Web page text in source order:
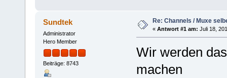
Sundtek
Administrator
Hero Member
Beiträge: 8743
Re: Channels / Muxe
« Antwort #1 am: Juli 18,
Wir werden
machen